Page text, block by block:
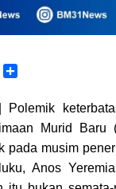
y
r
e
Polemik
Murid Baru
pada musim
Anos